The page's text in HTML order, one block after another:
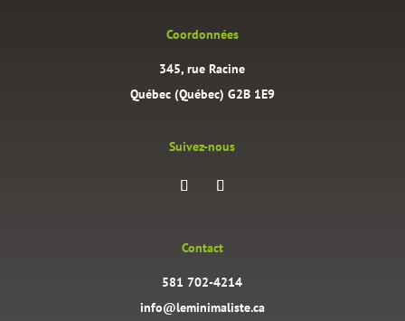
Coordonnées
345, rue Racine
Québec (Québec) G2B 1E9
Suivez-nous
Contact
581 702-4214
info@leminimaliste.ca